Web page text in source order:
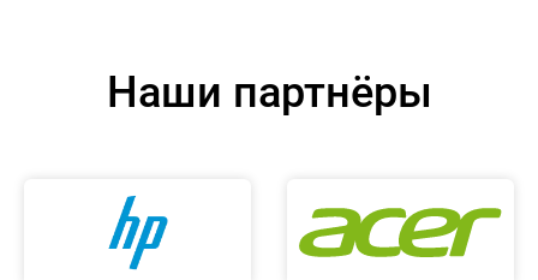
Наши партнёры